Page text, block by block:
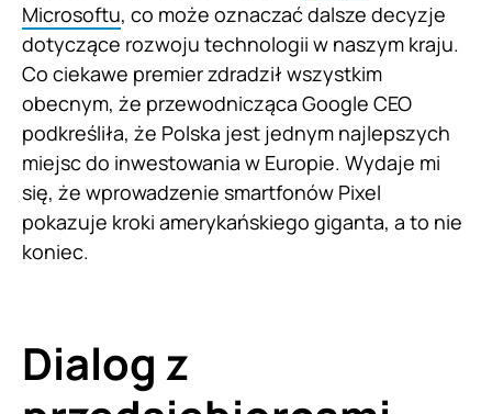
Microsoftu, co może oznaczać dalsze decyzje
dotyczące rozwoju technologii w naszym kraju.
Co ciekawe premier zdradził wszystkim
obecnym, że przewodnicząca Google CEO
podkreśliła, że Polska jest jednym najlepszych
miejsc do inwestowania w Europie. Wydaje mi
się, że wprowadzenie smartfonów Pixel
pokazuje kroki amerykańskiego giganta, a to nie
koniec.
Dialog z